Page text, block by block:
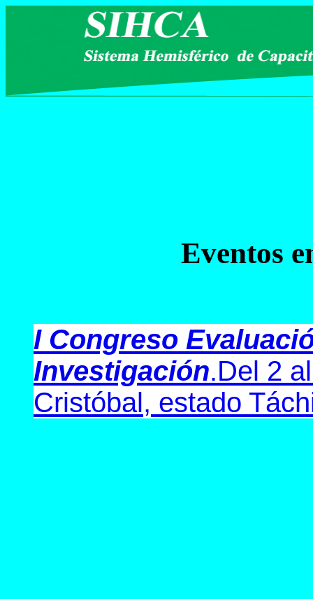
Eventos
I Congreso
Investigación.Del 2
Cristóbal, estado